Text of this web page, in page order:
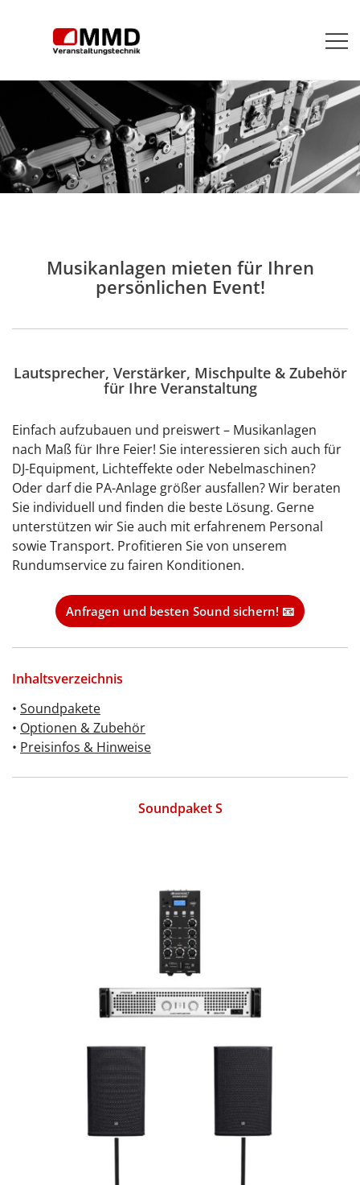
springen
installieren
Musikanlagen mieten für Ihren
persönlichen Event!
Lautsprecher, Verstärker, Mischpulte & Zubehör
für Ihre Veranstaltung
Einfach aufzubauen und preiswert – Musikanlagen
nach Maß für Ihre Feier! Sie interessieren sich auch für
DJ-Equipment, Lichteffekte oder Nebelmaschinen?
Oder darf die PA-Anlage größer ausfallen? Wir beraten
Sie individuell und finden die beste Lösung. Gerne
unterstützen wir Sie auch mit erfahrenem Personal
sowie Transport. Profitieren Sie von unserem
Rundumservice zu fairen Konditionen.
Anfragen und besten Sound sichern! 📧
Inhaltsverzeichnis
• Soundpakete
• Optionen & Zubehör
• Preisinfos & Hinweise
Soundpaket S